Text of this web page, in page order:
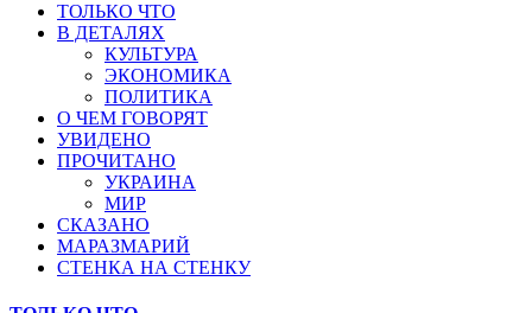
ТОЛЬКО ЧТО
В ДЕТАЛЯХ
КУЛЬТУРА
ЭКОНОМИКА
ПОЛИТИКА
О ЧЕМ ГОВОРЯТ
УВИДЕНО
ПРОЧИТАНО
УКРАИНА
МИР
СКАЗАНО
МАРАЗМАРИЙ
СТЕНКА НА СТЕНКУ